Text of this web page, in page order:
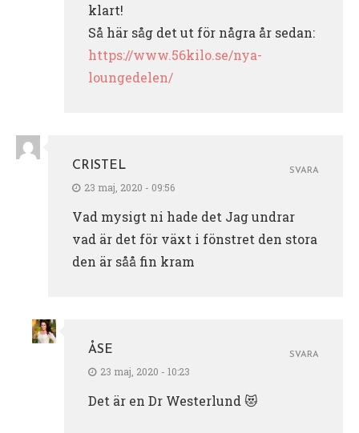
klart!
Så här såg det ut för några år sedan:
https://www.56kilo.se/nya-
loungedelen/
CRISTEL
23 maj, 2020 - 09:56
Vad mysigt ni hade det Jag undrar
vad är det för växt i fönstret den stora
den är såå fin kram
SVARA
ÅSE
23 maj, 2020 - 10:23
Det är en Dr Westerlund 😻
SVARA